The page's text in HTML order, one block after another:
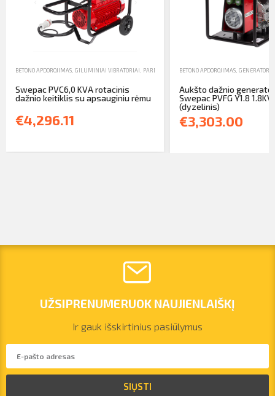
vilnius@arsenalrent.com
BETONO APDOROJIMAS GILUMINIAI VIBRATORIAI PARDAVIMAS
Swepac PVC6,0 KVA rotacinis
dažnio keitiklis su apsauginiu rėmu
€4,296.11
BETONO APDOROJIMAS,
Aukšto dažnio
Swepac PVFG Y1.8
(dyzelinis)
€3,303.00
UŽSIPRENUMERUOK NAUJIENLAIŠKĮ
Ir gauk išskirtinius pasiūlymus
SIŲSTI